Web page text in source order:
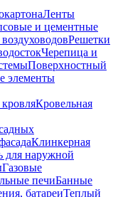
Ленты
и цементные
Решетки
Черепица и
Поверхностный
элементы
Кровельная
Клинкерная
для наружной
Газовые
печиБанные
батареиТеплый